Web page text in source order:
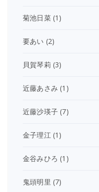
菊池日菜(1)
要あい (2)
貝賀琴莉 (3)
近藤あさみ (1)
近藤沙瑛子 (7)
金子理江(1)
金谷みひろ (1)
鬼頭明里 (7)